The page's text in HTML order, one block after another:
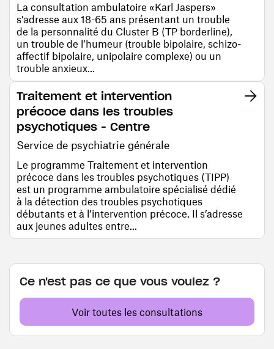
La consultation ambulatoire «Karl Jaspers»
s’adresse aux 18-65 ans présentant un trouble
de la personnalité du Cluster B (TP borderline),
un trouble de l’humeur (trouble bipolaire, schizo-
affectif bipolaire, unipolaire complexe) ou un
trouble anxieux...
Traitement et intervention
précoce dans les troubles
psychotiques - Centre
Service de psychiatrie générale
Le programme Traitement et intervention
précoce dans les troubles psychotiques (TIPP)
est un programme ambulatoire spécialisé dédié
à la détection des troubles psychotiques
débutants et à l’intervention précoce. Il s’adresse
aux jeunes adultes entre...
Ce n'est pas ce que vous voulez ?
Voir toutes les consultations